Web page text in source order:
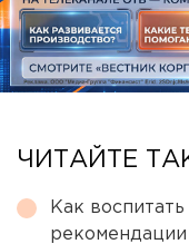
ЧИТАЙТЕ
Как
рекомендации